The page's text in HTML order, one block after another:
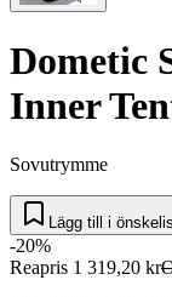
Dometic
Inner
Sovutrymme
Lägg till i
-20%
Reapris 1 319,20 kr